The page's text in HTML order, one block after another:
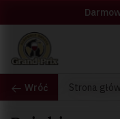
Wróć Strona